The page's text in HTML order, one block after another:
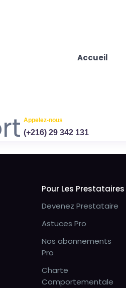
Accueil
Appelez-nous
(+216) 29 342 131
Pour Les Prestataires
Devenez Prestataire
Astuces Pro
Nos abonnements
Pro
Charte
Comportementale